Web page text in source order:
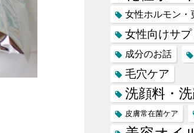
女性ホルモン・
女性向けサプ
成分のお話
毛穴ケア
洗顔料・
皮膚常在菌ケア